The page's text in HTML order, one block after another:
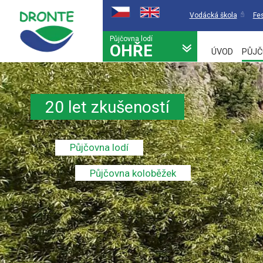
Vodácká škola
Půjčovna lodí
OHŘE ÚVOD
20 let zkušeností
Půjčovna lodí
Půjčovna koloběžek